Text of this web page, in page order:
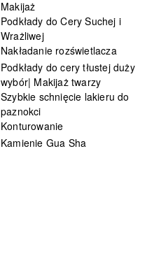
Makijaż
Podkłady do Cery Suchej i
Wrażliwej
Nakładanie rozświetlacza
Podkłady do cery tłustej duży
wybór| Makijaż twarzy
Szybkie schnięcie lakieru do
paznokci
Konturowanie
Kamienie Gua Sha